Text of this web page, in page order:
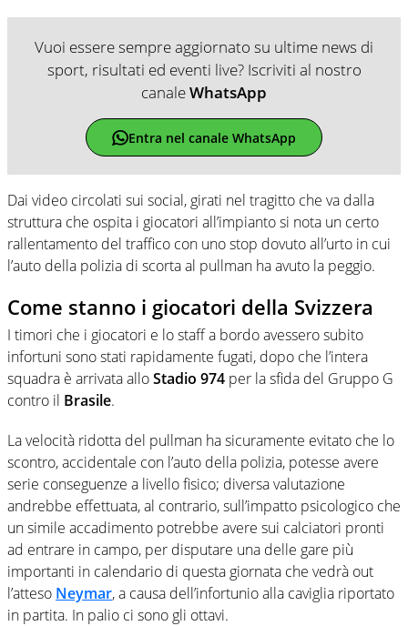
Vuoi essere sempre aggiornato su ultime news di
sport, risultati ed eventi live? Iscriviti al nostro
canaleWhatsApp
Entra nel canale WhatsApp
Dai video circolati sui social, girati nel tragitto che va dalla
struttura che ospita i giocatori all’impianto si nota un certo
rallentamento del traffico con uno stop dovuto all’urto in cui
l’auto della polizia di scorta al pullman ha avuto la peggio.
Come stanno i giocatori della Svizzera
I timori che i giocatori e lo staff a bordo avessero subito
infortuni sono stati rapidamente fugati, dopo che l’intera
squadra è arrivata alloStadio 974 per la sfida del Gruppo G
contro il Brasile.
La velocità ridotta del pullman ha sicuramente evitato che lo
scontro, accidentale con l’auto della polizia, potesse avere
serie conseguenze a livello fisico; diversa valutazione
andrebbe effettuata, al contrario, sull’impatto psicologico che
un simile accadimento potrebbe avere sui calciatori pronti
ad entrare in campo, per disputare una delle gare più
importanti in calendario di questa giornata che vedrà out
l’atteso Neymar, a causa dell’infortunio alla caviglia riportato
in partita. In palio ci sono gli ottavi.